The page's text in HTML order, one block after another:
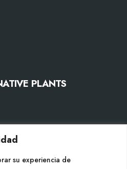
su experiencia de
PLANTS